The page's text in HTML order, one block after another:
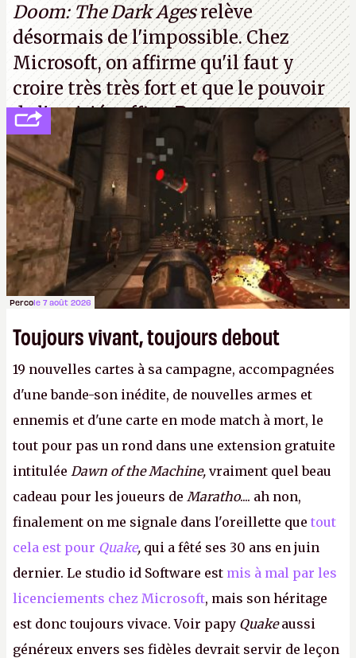
Doom: The Dark Agesrelève
désormais de l'impossible. Chez
Microsoft, on affirme qu'il faut y
croire très très fort et que le pouvoir
de l'amitié suffira.P.
Percole 7 août 2026
Toujours vivant, toujours debout
19 nouvelles cartes à sa campagne, accompagnées
d'une bande-son inédite, de nouvelles armes et
ennemis et d'une carte en mode match à mort, le
tout pour pas un rond dans une extension gratuite
intitulée Dawn of the Machine, vraiment quel beau
cadeau pour les joueurs de Maratho.... ah non,
finalement on me signale dans l'oreillette que tout
cela est pour Quake, qui a fêté ses 30 ans en juin
dernier. Le studio id Software est mis à mal par les
licenciements chez Microsoft, mais son héritage
est donc toujours vivace. Voir papy Quakeaussi
généreux envers ses fidèles devrait servir de leçon